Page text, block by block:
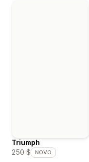
Triumph
250 $
NOVO